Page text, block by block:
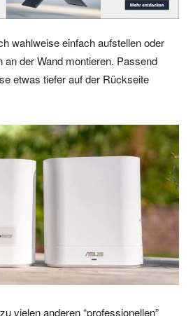
wahlweise einfach aufstellen oder
an der Wand montieren. Passend
etwas tiefer auf der Rückseite
vielen anderen “professionellen”